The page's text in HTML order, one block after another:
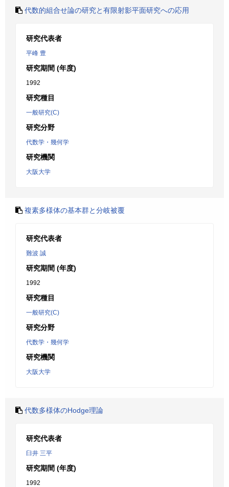
代数的組合せ論の研究と有限射影平面研究への応用
研究代表者
平峰 豊
研究期間 (年度)
1992
研究種目
一般研究(C)
研究分野
代数学・幾何学
研究機関
大阪大学
複素多様体の基本群と分岐被覆
研究代表者
難波 誠
研究期間 (年度)
1992
研究種目
一般研究(C)
研究分野
代数学・幾何学
研究機関
大阪大学
代数多様体のHodge理論
研究代表者
臼井 三平
研究期間 (年度)
1992